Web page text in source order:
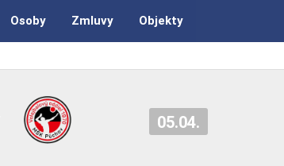
Osoby Zmluvy Objekty
05.04.